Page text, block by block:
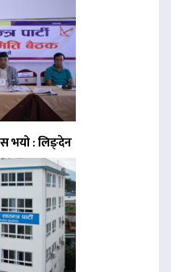
भयो : लिङ्देन